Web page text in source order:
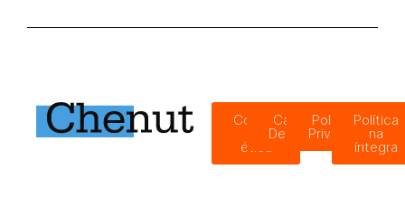
Código
ética
Canal de
Denúncias
Política de
Privacidade
Política
na
íntegra